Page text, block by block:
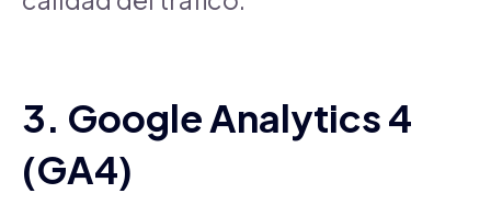
3. Google Analytics 4
(GA4)